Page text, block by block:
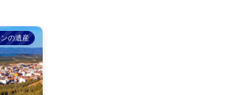
の遺産